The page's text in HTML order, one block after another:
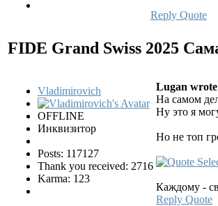
Reply Quote
FIDE Grand Swiss 2025
Vladimirovich
OFFLINE
Инквизитор
Posts: 117127
Thank you received: 2716
Karma: 123
Lugan
На самом
Ну это я
Но не топ
Каждому -
Reply Quote